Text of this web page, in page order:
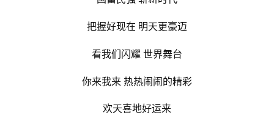
把握好现在 明天更豪迈
看我们闪耀 世界舞台
你来我来 热热闹闹的精彩
欢天喜地好运来